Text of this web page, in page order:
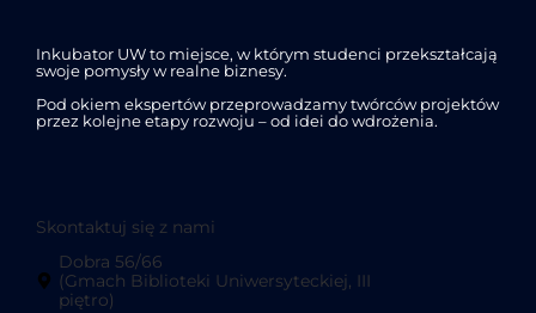
Inkubator UW to miejsce, w którym studenci przekształcają
swoje pomysły w realne biznesy.
Pod okiem ekspertów przeprowadzamy twórców projektów
przez kolejne etapy rozwoju – od idei do wdrożenia.
Skontaktuj się z nami
Dobra 56/66
(Gmach Biblioteki Uniwersyteckiej, III
piętro)